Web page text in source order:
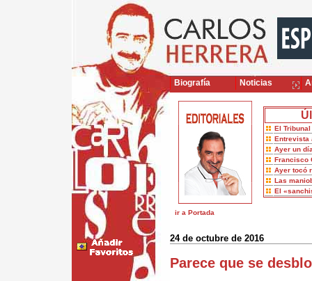
El
Entrevista
Ayer un
Francisco
Ayer tocó
Las
El
ir a Portada
24 de octubre de 2016
Parece que se
Biografía Noticias